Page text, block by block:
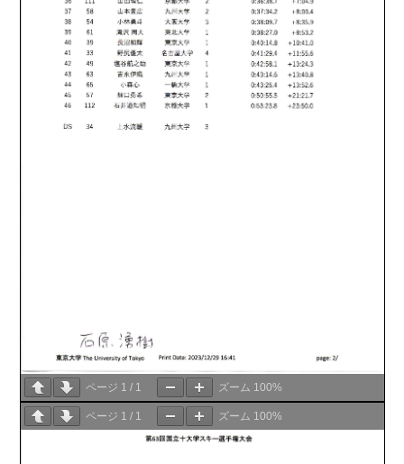
ページ 1 / 1 ズーム 100%
ページ 1 / 1 ズーム 100%